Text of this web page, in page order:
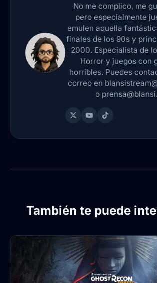
No me complico, me
pero especialmente
emulen aquella
finales de los 90s y
2000. Especialista de
Horror y juegos con
horribles. Puedes
correo en
o
También te puede